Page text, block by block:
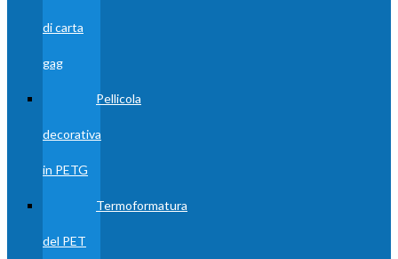
di carta
gag
Pellicola
decorativa
in PETG
Termoformatura
del PET